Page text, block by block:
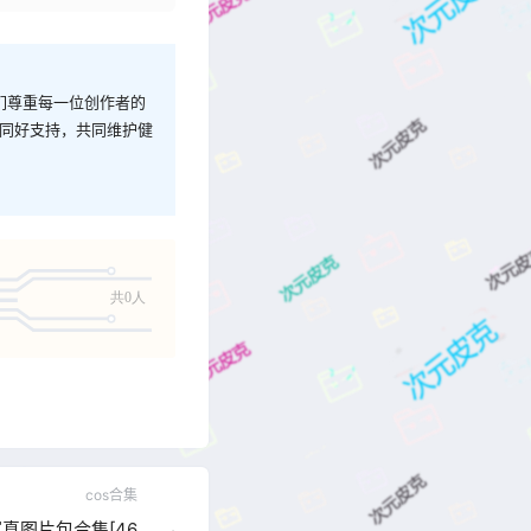
重每一位创作者的
好支持，共同维护健
共0人
cos合集